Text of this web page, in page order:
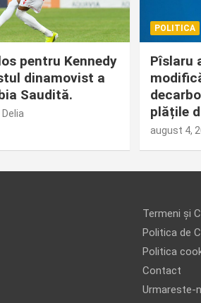
pentru Kennedy
dinamovist a
Saudită.
Delia
POLITICA
Pîslaru
plățile
august 4,
Termeni și
Politica de
Politica
Contact
Urmareste-